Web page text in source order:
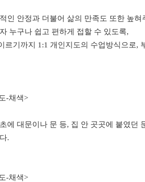
인 안정과 더불어 삶의 만족도 또한 높
누구나 쉽고 편하게 접할 수 있도록,
르기까지 1:1 개인지도의 수업방식으로,
-채색>
에 대문이나 문 등, 집 안 곳곳에 붙였던
.
-채색>